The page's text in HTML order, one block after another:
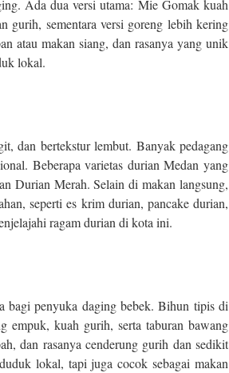
Ada dua versi utama: Mie Gomak kuah
gurih, sementara versi goreng lebih kering
atau makan siang, dan rasanya yang unik
lokal.
dan bertekstur lembut. Banyak pedagang
Beberapa varietas durian Medan yang
Durian Merah. Selain di makan langsung,
seperti es krim durian, pancake durian,
ragam durian di kota ini.
penyuka daging bebek. Bihun tipis di
empuk, kuah gurih, serta taburan bawang
dan rasanya cenderung gurih dan sedikit
lokal, tapi juga cocok sebagai makan